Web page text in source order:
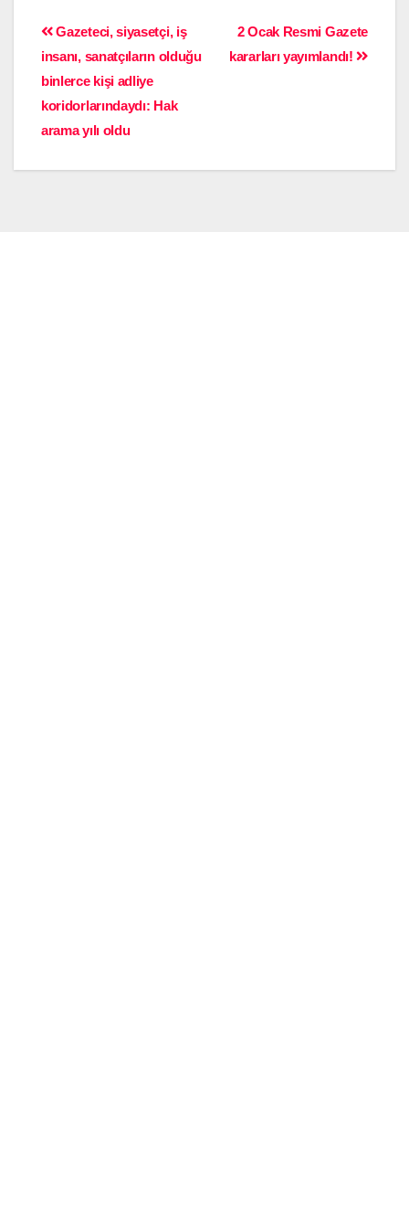
2 Ocak Resmi Gazete
kararları yayımlandı!
Gazeteci, siyasetçi, iş
insanı, sanatçıların olduğu
binlerce kişi adliye
koridorlarındaydı: Hak
arama yılı oldu